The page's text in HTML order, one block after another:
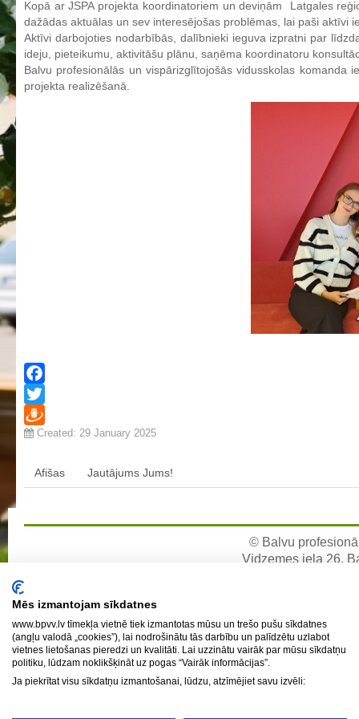
Aktualizētais pašvērtējuma ziņojums 2024
Aktualizētais pašvērtējuma ziņojums 2025
BPVV attīstības un investīciju stratēģijas plāns
Investīciju un attīstības stratēģija
Profesionālās izglītības programmas
Kokizstrādājumu izgatavošana
Šūto izstrādājumu ražošanas tehnoloģija
Komerczinības
Interešu izglītība un pulciņi
Mācību stundu norises laiki
BPVV skolotāju konsultāciju grafiks 2025./2026. m.g.
Normatīvie akti
Kopā ar JSPA projekta koordinatoriem un deviņām Latgales
dažādas aktuālas un sev interesējošas problēmas, lai paši aktīvi
Aktīvi darbojoties nodarbībās, dalībnieki ieguva izpratni par
ideju, pieteikumu, aktivitāšu plānu, saņēma koordinatoru
Balvu profesionālās un vispārizglītojošās vidusskolas
projekta realizēšanā.
Facebook
Twitter
Draugiem
Created: 29 January 2025
Afišas Jautājums Jums!
© Balvu
Vidzemes iela 26,
Mēs izmantojam sīkdatnes
www.bpvv.lv tīmekļa vietnē tiek izmantotas mūsu un trešo pušu sīkdatnes
(angļu valodā „cookies”), lai nodrošinātu tās darbību un palīdzētu uzlabot
vietnes lietošanas pieredzi un kvalitāti. Lai uzzinātu vairāk par mūsu sīkdatņu
politiku, lūdzam noklikšķināt uz pogas “Vairāk informācijas”.
Ja piekrītat visu sīkdatņu izmantošanai, lūdzu, atzīmējiet savu izvēli: